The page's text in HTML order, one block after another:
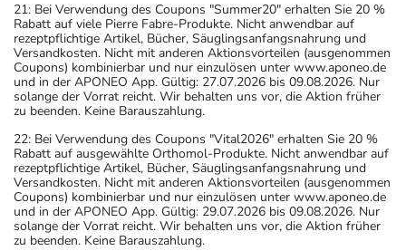
21: Bei Verwendung des Coupons "Summer20" erhalten Sie 20 %
Rabatt auf viele Pierre Fabre-Produkte. Nicht anwendbar auf
rezeptpflichtige Artikel, Bücher, Säuglingsanfangsnahrung und
Versandkosten. Nicht mit anderen Aktionsvorteilen (ausgenommen
Coupons) kombinierbar und nur einzulösen unter www.aponeo.de
und in der APONEO App. Gültig: 27.07.2026 bis 09.08.2026. Nur
solange der Vorrat reicht. Wir behalten uns vor, die Aktion früher
zu beenden. Keine Barauszahlung.
22: Bei Verwendung des Coupons "Vital2026" erhalten Sie 20 %
Rabatt auf ausgewählte Orthomol-Produkte. Nicht anwendbar auf
rezeptpflichtige Artikel, Bücher, Säuglingsanfangsnahrung und
Versandkosten. Nicht mit anderen Aktionsvorteilen (ausgenommen
Coupons) kombinierbar und nur einzulösen unter www.aponeo.de
und in der APONEO App. Gültig: 29.07.2026 bis 09.08.2026. Nur
solange der Vorrat reicht. Wir behalten uns vor, die Aktion früher
zu beenden. Keine Barauszahlung.